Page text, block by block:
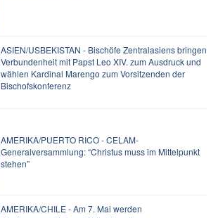
ASIEN/USBEKISTAN - Bischöfe Zentralasiens bringen
Verbundenheit mit Papst Leo XIV. zum Ausdruck und
wählen Kardinal Marengo zum Vorsitzenden der
Bischofskonferenz
AMERIKA/PUERTO RICO - CELAM-
Generalversammlung: “Christus muss im Mittelpunkt
stehen”
AMERIKA/CHILE - Am 7. Mai werden